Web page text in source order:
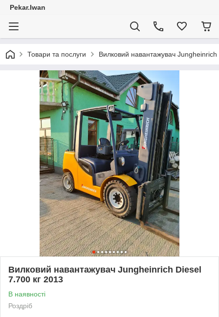
Pekar.Iwan
Товари та послуги Вилковий навантажувач
Вилковий навантажувач Jungheinrich Diesel
7.700 кг 2013
В наявності
Роздріб